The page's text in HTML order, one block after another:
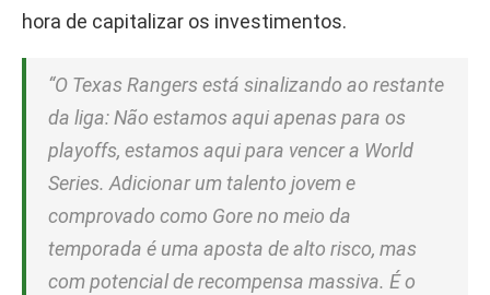
hora de capitalizar os investimentos.
“O Texas Rangers está sinalizando ao restante
da liga: Não estamos aqui apenas para os
playoffs, estamos aqui para vencer a World
Series. Adicionar um talento jovem e
comprovado como Gore no meio da
temporada é uma aposta de alto risco, mas
com potencial de recompensa massiva. É o